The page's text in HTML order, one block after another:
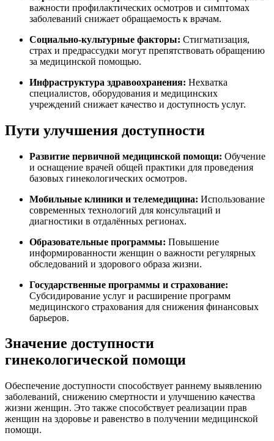
важности профилактических осмотров и симптомах
заболеваний снижает обращаемость к врачам.
Социально-культурные факторы: Стигматизация,
страх и предрассудки могут препятствовать обращению
за медицинской помощью.
Инфраструктура здравоохранения: Нехватка
специалистов, оборудования и медицинских
учреждений снижает качество и доступность услуг.
Пути улучшения доступности
Развитие первичной медицинской помощи: Обучение
и оснащение врачей общей практики для проведения
базовых гинекологических осмотров.
Мобильные клиники и телемедицина: Использование
современных технологий для консультаций и
диагностики в отдалённых регионах.
Образовательные программы: Повышение
информированности женщин о важности регулярных
обследований и здорового образа жизни.
Государственные программы и страхование:
Субсидирование услуг и расширение программ
медицинского страхования для снижения финансовых
барьеров.
Значение доступности
гинекологической помощи
Обеспечение доступности способствует раннему выявлению
заболеваний, снижению смертности и улучшению качества
жизни женщин. Это также способствует реализации прав
женщин на здоровье и равенство в получении медицинской
помощи.